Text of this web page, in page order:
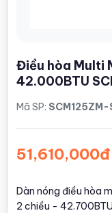
Điều hòa Multi
42.000BTU
Mã SP: SCM125ZM-
51,610,000đ
Dàn nóng điều hòa
2 chiều -